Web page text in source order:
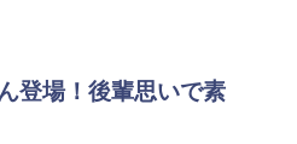
登場！後輩思いで素